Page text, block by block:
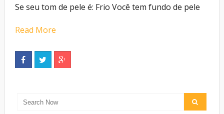
Se seu tom de pele é: Frio Você tem fundo de pele
Read More